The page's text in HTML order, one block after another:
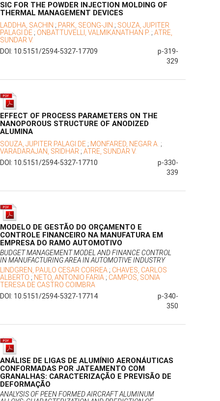
SIC FOR THE POWDER INJECTION MOLDING OF
THERMAL MANAGEMENT DEVICES
LADDHA, SACHIN ; PARK, SEONG-JIN ; SOUZA, JUPITER
PALAGI DE ; ONBATTUVELLI, VALMIKANATHAN P. ; ATRE,
SUNDAR V.
DOI: 10.5151/2594-5327-17709
p-319-
329
EFFECT OF PROCESS PARAMETERS ON THE
NANOPOROUS STRUCTURE OF ANODIZED
ALUMINA
SOUZA, JUPITER PALAGI DE ; MONFARED, NEGAR A. ;
VARADARAJAN, SRIDHAR ; ATRE, SUNDAR V.
DOI: 10.5151/2594-5327-17710
p-330-
339
MODELO DE GESTÃO DO ORÇAMENTO E
CONTROLE FINANCEIRO NA MANUFATURA EM
EMPRESA DO RAMO AUTOMOTIVO
BUDGET MANAGEMENT MODEL AND FINANCE CONTROL
IN MANUFACTURING AREA IN AUTOMOTIVE INDUSTRY
LINDGREN, PAULO CESAR CORREA ; CHAVES, CARLOS
ALBERTO ; NETO, ANTONIO FARIA ; CAMPOS, SONIA
TERESA DE CASTRO COIMBRA
DOI: 10.5151/2594-5327-17714
p-340-
350
ANÁLISE DE LIGAS DE ALUMÍNIO AERONÁUTICAS
CONFORMADAS POR JATEAMENTO COM
GRANALHAS: CARACTERIZAÇÃO E PREVISÃO DE
DEFORMAÇÃO
ANALYSIS OF PEEN FORMED AIRCRAFT ALUMINUM